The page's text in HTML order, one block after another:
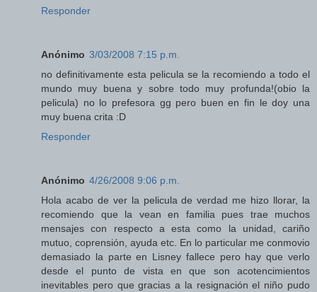
Responder
Anónimo 3/03/2008 7:15 p.m.
no definitivamente esta pelicula se la recomiendo a todo el
mundo muy buena y sobre todo muy profunda!(obio la
pelicula) no lo prefesora gg pero buen en fin le doy una
muy buena crita :D
Responder
Anónimo 4/26/2008 9:06 p.m.
Hola acabo de ver la pelicula de verdad me hizo llorar, la
recomiendo que la vean en familia pues trae muchos
mensajes con respecto a esta como la unidad, cariño
mutuo, coprensión, ayuda etc. En lo particular me conmovio
demasiado la parte en Lisney fallece pero hay que verlo
desde el punto de vista en que son acotencimientos
inevitables pero que gracias a la resignación el niño pudo